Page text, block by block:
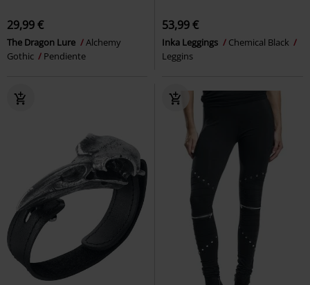
29,99 €
The Dragon Lure
Alchemy
Gothic
Pendiente
53,99 €
Inka Leggings
Chemical Black
Leggins